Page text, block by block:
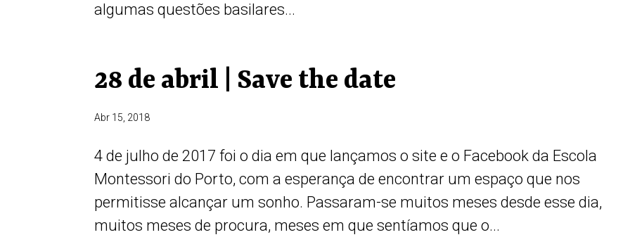
algumas questões basilares...
28 de abril | Save the date
Abr 15, 2018
4 de julho de 2017 foi o dia em que lançamos o site e o Facebook da Escola
Montessori do Porto, com a esperança de encontrar um espaço que nos
permitisse alcançar um sonho. Passaram-se muitos meses desde esse dia,
muitos meses de procura, meses em que sentíamos que o...